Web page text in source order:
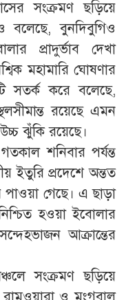
সংক্রমণ ছড়িয়ে
বলেছে, বুনদিবুগিও
প্রাদুর্ভাব দেখা
মহামারি ঘোষণার
সতর্ক করে বলেছে,
রয়েছে এমন
ঝুঁকি রয়েছে।
শনিবার পর্যন্ত
ইতুরি প্রদেশে অন্তত
গেছে। এ ছাড়া
হওয়া ইবোলার
আক্রান্তের
সংক্রমণ ছড়িয়ে